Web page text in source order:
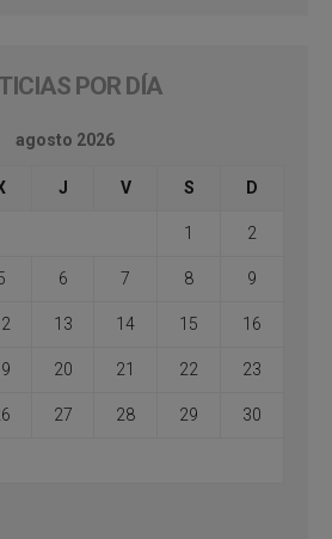
POR DÍA
agosto 2026
J V S D
1 2
6 7 8 9
13 14 15 16
20 21 22 23
27 28 29 30